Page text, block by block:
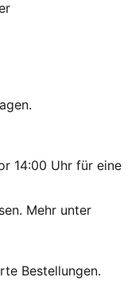
Designdetails
Aufsehen und
du bereit bist
für eine
zu mindestens
der untere Teil
14:00 Uhr für eine
Mehr unter
Bestellungen.